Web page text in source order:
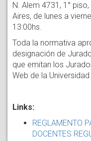
N. Alem 4731, 1°
Aires, de lunes a
13:00hs.
Toda la normativa
designación de
que emitan los
Web de la
Links:
REGLAMENTO
DOCENTES